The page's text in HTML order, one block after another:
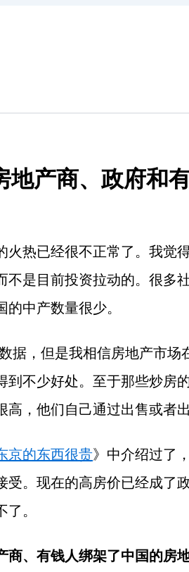
地产商、政府和
热已经很不正常了。我觉
不是目前投资拉动的。很多
中产数量很少。
据，但是我相信房地产市场
到不少好处。至于那些炒房
高，他们自己通过出售或者
京的东西很贵》中介绍过了
受。现在的高房价已经成了
。
商、有钱人绑架了中国的房